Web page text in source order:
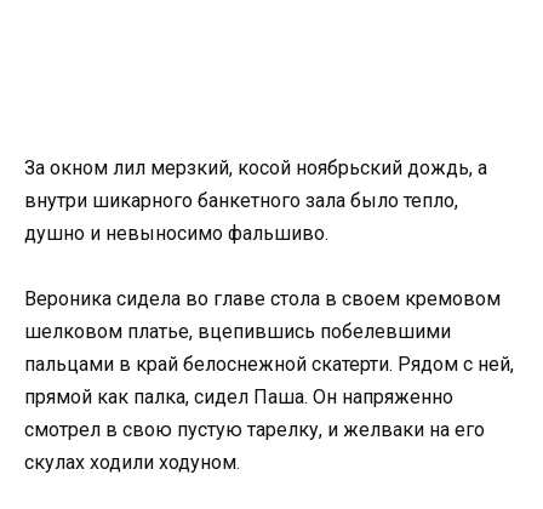
За окном лил мерзкий, косой ноябрьский дождь, а
внутри шикарного банкетного зала было тепло,
душно и невыносимо фальшиво.
Вероника сидела во главе стола в своем кремовом
шелковом платье, вцепившись побелевшими
пальцами в край белоснежной скатерти. Рядом с ней,
прямой как палка, сидел Паша. Он напряженно
смотрел в свою пустую тарелку, и желваки на его
скулах ходили ходуном.